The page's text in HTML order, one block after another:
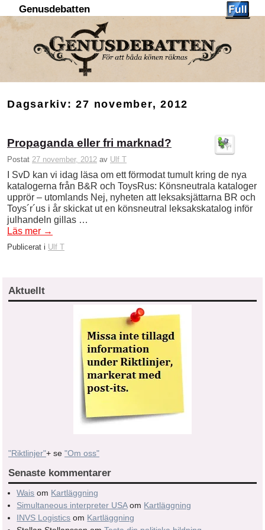
Genusdebatten
Dagsarkiv:27 november, 2012
Propaganda eller fri marknad?
Postat 27 november, 2012 av Ulf T
I SvD kan vi idag läsa om ett förmodat tumult kring de nya
katalogerna från B&R och ToysRus: Könsneutrala kataloger
upprör – utomlands Nej, nyheten att leksaksjättarna BR och
Toys´r´us i år skickat ut en könsneutral leksakskatalog inför
julhandeln gillas …
Läs mer →
Publicerat i Ulf T
Aktuellt
"Riktlinjer"+ se "Om oss"
Senaste kommentarer
Wais om Kartläggning
Simultaneous interpreter USAom Kartläggning
INVS Logistics om Kartläggning